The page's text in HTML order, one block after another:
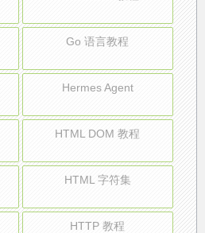
Go 语言教程
Hermes Agent
HTML DOM 教程
HTML 字符集
HTTP 教程